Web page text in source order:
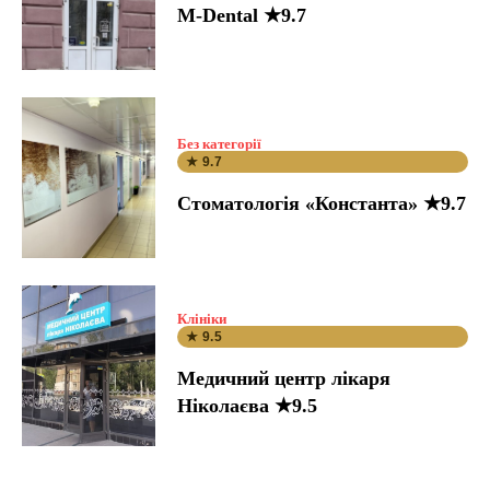
M-Dental ★9.7
Без категорії
★ 9.7
Стоматологія «Константа» ★9.7
Клініки
★ 9.5
Медичний центр лікаря
Ніколаєва ★9.5